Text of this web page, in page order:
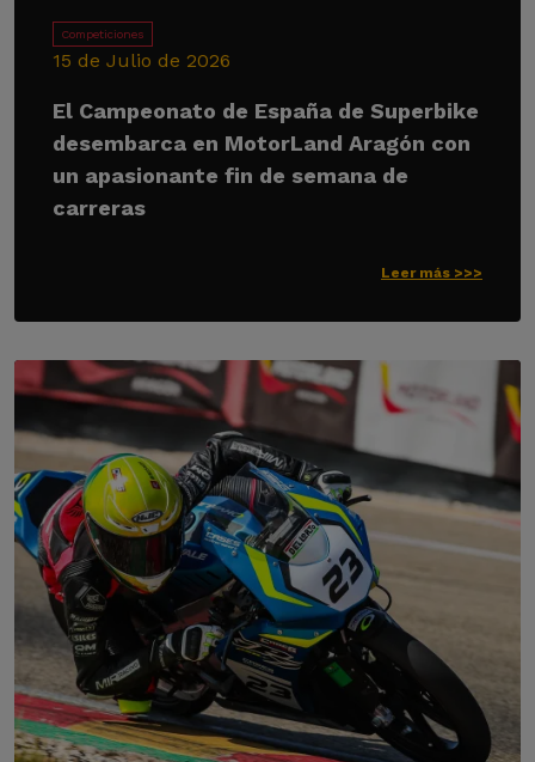
Competiciones
15 de Julio de 2026
El Campeonato de España de Superbike
desembarca en MotorLand Aragón con
un apasionante fin de semana de
carreras
Leer más >>>